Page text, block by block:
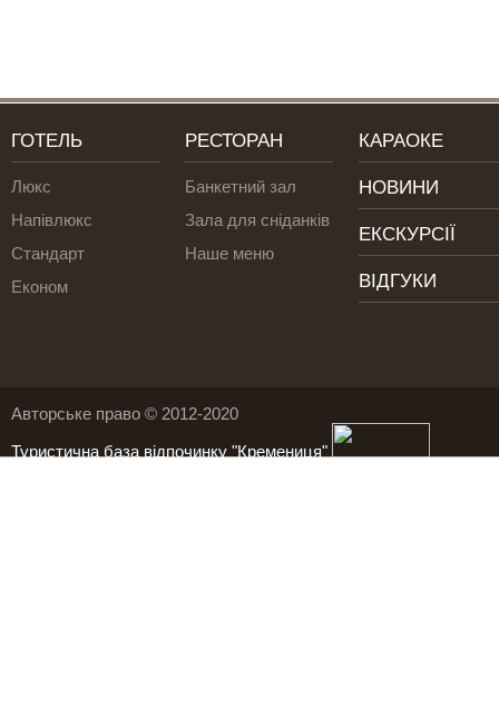
ГОТЕЛЬ
Люкс
Напівлюкс
Стандарт
Економ
РЕСТОРАН
Банкетний зал
Зала для сніданків
Наше меню
КАРАОКЕ
НОВИНИ
ЕКСКУРСІЇ
ВІДГУКИ
Авторське право © 2012-2020
Туристична база відпочинку "Кремениця"